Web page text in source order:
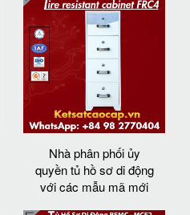
Nhà phân phối ủy
quyền tủ hồ sơ di động
với các mẫu mã mới